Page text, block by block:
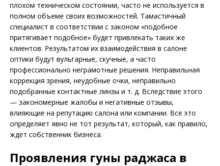
плохом техническом состоянии, часто не используется в
полном объеме своих возможностей. Тамастичный
специалист в соответствии с законом «подобное
притягивает подобное» будет привлекать таких же
клиентов. Результатом их взаимодействия в салоне
оптики будут вульгарные, скучные, а часто
профессионально негра­мот­ные решения. Неправильная
коррек­ция зрения, неудобные очки, неправильно
подобранные контактные линзы и т. д. Вследствие этого
— закономерные жалобы и негативные отзывы,
влияющие на репутацию салона или компании. Все это
определяет явно не тот результат, который, как правило,
ждет собственник бизнеса.
Проявления гуны раджаса в